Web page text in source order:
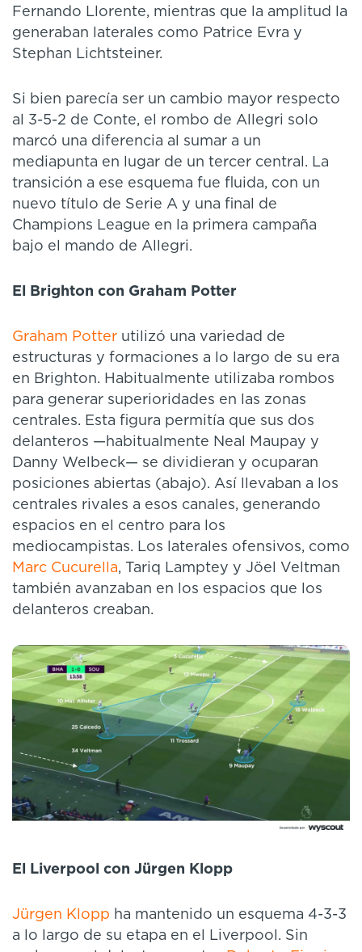
Fernando Llorente, mientras que la amplitud la
generaban laterales como Patrice Evra y
Stephan Lichtsteiner.
Si bien parecía ser un cambio mayor respecto
al 3-5-2 de Conte, el rombo de Allegri solo
marcó una diferencia al sumar a un
mediapunta en lugar de un tercer central. La
transición a ese esquema fue fluida, con un
nuevo título de Serie A y una final de
Champions League en la primera campaña
bajo el mando de Allegri.
El Brighton con Graham Potter
Graham Potter utilizó una variedad de
estructuras y formaciones a lo largo de su era
en Brighton. Habitualmente utilizaba rombos
para generar superioridades en las zonas
centrales. Esta figura permitía que sus dos
delanteros —habitualmente Neal Maupay y
Danny Welbeck— se dividieran y ocuparan
posiciones abiertas (abajo). Así llevaban a los
centrales rivales a esos canales, generando
espacios en el centro para los
mediocampistas. Los laterales ofensivos, como
Marc Cucurella, Tariq Lamptey y Jöel Veltman
también avanzaban en los espacios que los
delanteros creaban.
El Liverpool con Jürgen Klopp
Jürgen Klopp ha mantenido un esquema 4-3-3
a lo largo de su etapa en el Liverpool. Sin